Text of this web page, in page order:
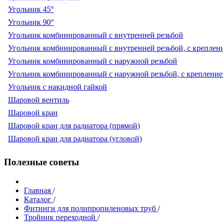
Угольник 45°
Угольник 90°
Угольник комбинированный с внутренней резьбой
Угольник комбинированный с внутренней резьбой, с
Угольник комбинированный с наружной резьбой
Угольник комбинированный с наружной резьбой, с
Угольник с накидной гайкой
Шаровой вентиль
Шаровой кран
Шаровой кран для радиатора (прямой)
Шаровой кран для радиатора (угловой)
Полезные советы
Главная /
Каталог /
Фитинги для полипропиленовых труб /
Тройник переходной /